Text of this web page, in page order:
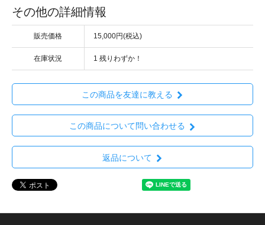
その他の詳細情報
販売価格 15,000円(税込)
在庫状況 1 残りわずか！
この商品を友達に教える
この商品について問い合わせる
返品について